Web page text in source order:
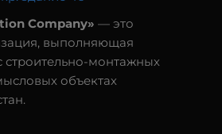
Company» — это
выполняющая
монтажных
объектах